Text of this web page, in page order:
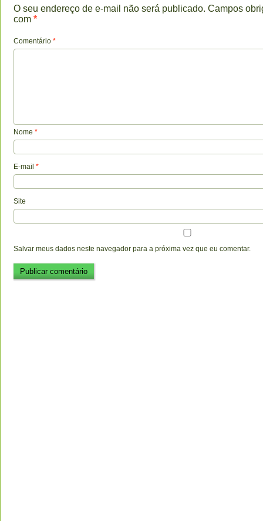
O seu endereço de e-mail não será publicado. Campos
com *
Comentário *
Nome *
E-mail *
Site
Salvar meus dados neste navegador para a próxima vez que eu comentar.